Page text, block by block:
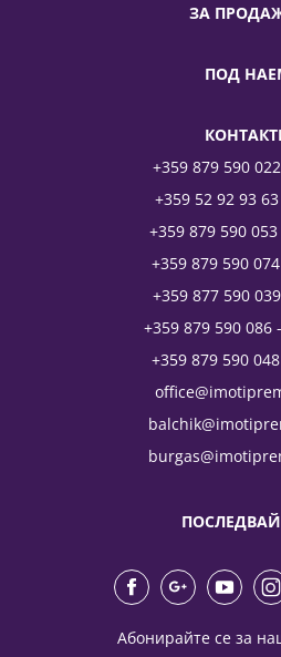
ЗА
ПОД
+359 879 590
+359 52 92 93
+359 879 590
+359 879 590
+359 877 590
+359 879 590 086
+359 879 590
Абонирайте се за